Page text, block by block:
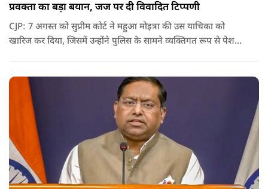
प्रवक्ता का बड़ा बयान, जज पर दी विवादित टिप्पणी
CJP: 7 अगस्त को सुप्रीम कोर्ट ने महुआ मोइत्रा की उस याचिका को
खारिज कर दिया, जिसमें उन्होंने पुलिस के सामने व्यक्तिगत रूप से पेश
केंद्र बन गई है.